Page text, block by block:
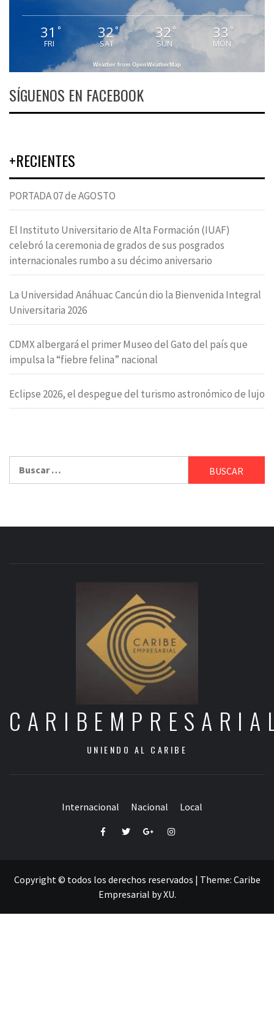
31 °
FRI
32°
SAT
32 °
SUN
33 °
MON
Weather from OpenWeatherMap
SÍGUENOS EN FACEBOOK
+RECIENTES
PORTADA 07 de AGOSTO
El Instituto Universitario de Alta Formación (IUAF)
celebró la ceremonia de grados de sus posgrados
internacionales rumbo a su décimo aniversario
La Universidad Anáhuac Cancún dio la Bienvenida Integral
Universitaria 2026
CDMX albergará el primer Museo del Gato del país que
impulsa la “fiebre felina” nacional
Eclipse 2026, el despegue del turismo astronómico de lujo
UNIENDO AL CARIBE
Internacional Nacional Local
FacebookTwitterGoogle+Instagram
Copyright © todos los derechos reservados | Theme: Caribe
Empresarial byXU.